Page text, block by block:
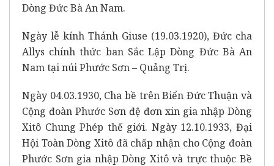
Dòng Đức Bà An Nam.
Ngày lễ kính Thánh Giuse (19.03.1920), Đức cha
Allys chính thức ban Sắc Lập Dòng Đức Bà An
Nam tại núi Phước Sơn – Quảng Trị.
Ngày 04.03.1930, Cha bề trên Biển Đức Thuận và
Cộng đoàn Phước Sơn đệ đơn xin gia nhập Dòng
Xitô Chung Phép thế giới. Ngày 12.10.1933, Đại
Hội Toàn Dòng Xitô đã chấp nhận cho Cộng đoàn
Phước Sơn gia nhập Dòng Xitô và trực thuộc Bề